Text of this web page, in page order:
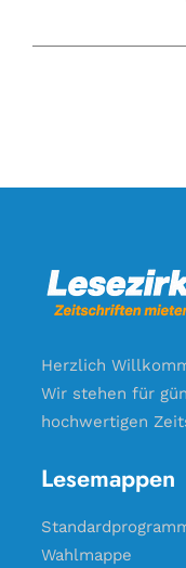
Herzlich
Wir stehen für
hochwertigen
Lesemappen
Wahlmappe